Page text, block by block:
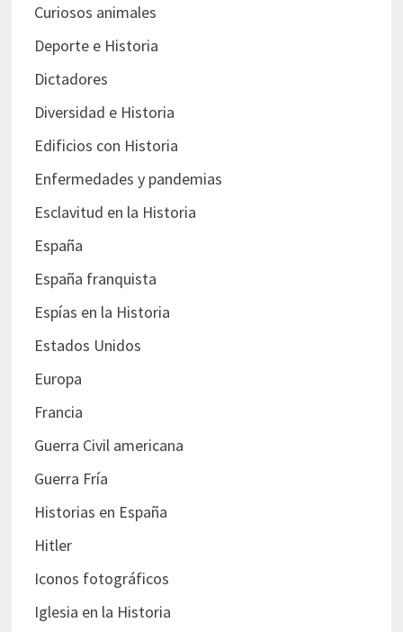
Curiosos animales
Deporte e Historia
Dictadores
Diversidad e Historia
Edificios con Historia
Enfermedades y pandemias
Esclavitud en la Historia
España
España franquista
Espías en la Historia
Estados Unidos
Europa
Francia
Guerra Civil americana
Guerra Fría
Historias en España
Hitler
Iconos fotográficos
Iglesia en la Historia